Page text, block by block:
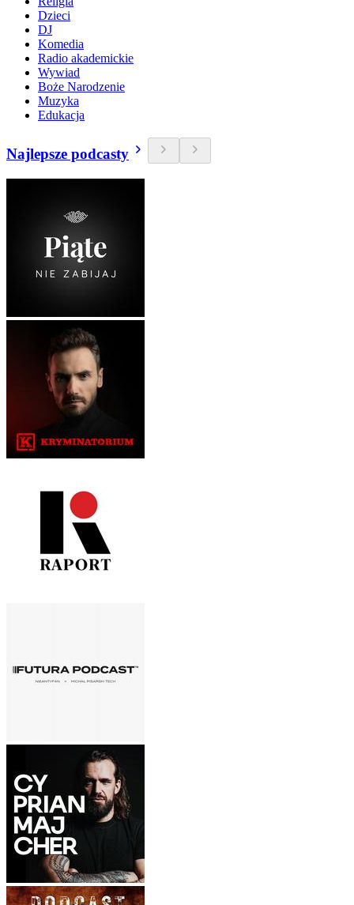
Dzieci
DJ
Komedia
Radio akademickie
Wywiad
Boże Narodzenie
Muzyka
Edukacja
Najlepsze podcasty